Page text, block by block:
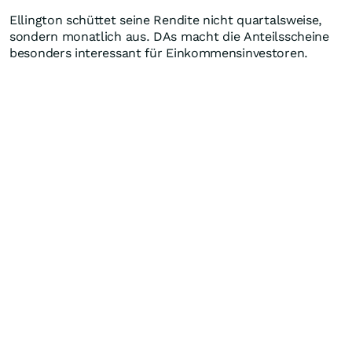
Ellington schüttet seine Rendite nicht quartalsweise,
sondern monatlich aus. DAs macht die Anteilsscheine
besonders interessant für Einkommensinvestoren.